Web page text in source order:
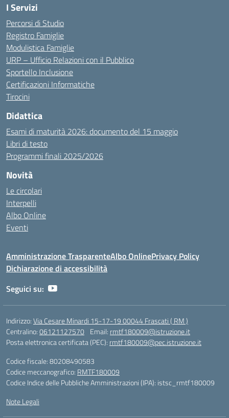
I Servizi
Percorsi di Studio
Registro Famiglie
Modulistica Famiglie
URP – Ufficio Relazioni con il Pubblico
Sportello Inclusione
Certificazioni Informatiche
Tirocini
Didattica
Esami di maturità 2026: documento del 15 maggio
Libri di testo
Programmi finali 2025/2026
Novità
Le circolari
Interpelli
Albo Online
Eventi
Amministrazione TrasparenteAlbo OnlinePrivacy Policy
Dichiarazione di accessibilità
Seguici su:
Indirizzo:Via Cesare Minardi 15-17-19 00044 Frascati ( RM )
Centralino:06121127570 Email: rmtf180009@istruzione.it
Posta elettronica certificata (PEC): rmtf180009@pec.istruzione.it
Codice fiscale: 80208490583
Codice meccanografico: RMTF180009
Codice Indice delle Pubbliche Amministrazioni (IPA): istsc_rmtf180009
Note Legali